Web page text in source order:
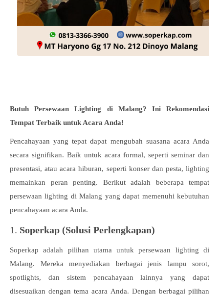
Butuh Persewaan Lighting di Malang? Ini Rekomendasi
Tempat Terbaik untuk Acara Anda!
Pencahayaan yang tepat dapat mengubah suasana acara Anda
secara signifikan. Baik untuk acara formal, seperti seminar dan
presentasi, atau acara hiburan, seperti konser dan pesta, lighting
memainkan peran penting. Berikut adalah beberapa tempat
persewaan lighting di Malang yang dapat memenuhi kebutuhan
pencahayaan acara Anda.
1. Soperkap (Solusi Perlengkapan)
Soperkap adalah pilihan utama untuk persewaan lighting di
Malang. Mereka menyediakan berbagai jenis lampu sorot,
spotlights, dan sistem pencahayaan lainnya yang dapat
disesuaikan dengan tema acara Anda. Dengan berbagai pilihan